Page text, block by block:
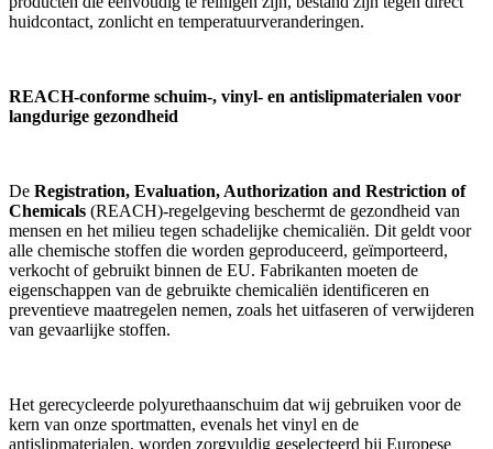
huidcontact, zonlicht en temperatuurveranderingen.
REACH-conforme schuim-, vinyl- en antislipmaterialen voor
langdurige gezondheid
De Registration, Evaluation, Authorization and Restriction of
Chemicals (REACH)-regelgeving beschermt de gezondheid van
mensen en het milieu tegen schadelijke chemicaliën. Dit geldt voor
alle chemische stoffen die worden geproduceerd, geïmporteerd,
verkocht of gebruikt binnen de EU. Fabrikanten moeten de
eigenschappen van de gebruikte chemicaliën identificeren en
preventieve maatregelen nemen, zoals het uitfaseren of verwijderen
van gevaarlijke stoffen.
Het gerecycleerde polyurethaanschuim dat wij gebruiken voor de
kern van onze sportmatten, evenals het vinyl en de
antislipmaterialen, worden zorgvuldig geselecteerd bij Europese